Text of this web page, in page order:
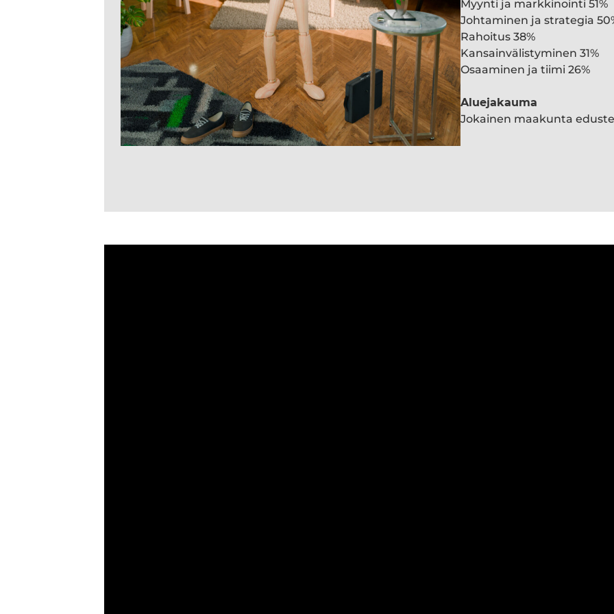
Myynti ja markkinointi 51%
Johtaminen ja strategia
Rahoitus 38%
Kansainvälistyminen 31%
Osaaminen ja tiimi 26%
Aluejakauma
Jokainen maakunta